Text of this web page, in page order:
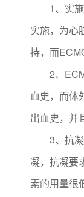
1、实施
实施，为心
持，而
2、
血史，而体
出血史，并
3、抗凝
凝，抗凝要
素的用量很